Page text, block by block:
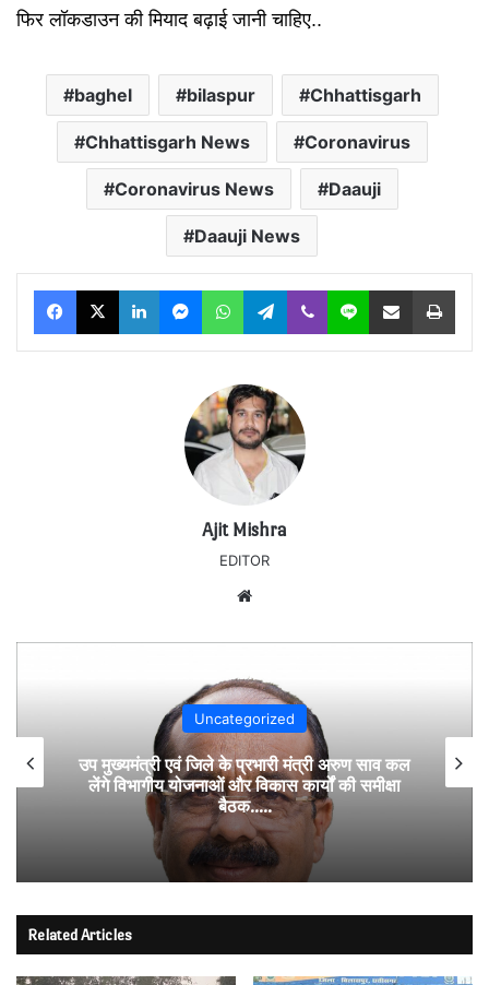
फिर लॉकडाउन की मियाद बढ़ाई जानी चाहिए..
baghel bilaspur Chhattisgarh
Chhattisgarh News Coronavirus
Coronavirus News Daauji
Daauji News
Facebook
X LinkedInMessengerWhatsAppTelegram
Viber Line Share via Email Print
Ajit Mishra
EDITOR
Uncategorized
उप मुख्यमंत्री एवं जिले के प्रभारी मंत्री अरुण साव कल
लेंगे विभागीय योजनाओं और विकास कार्यों की समीक्षा
बैठक…..
Related Articles